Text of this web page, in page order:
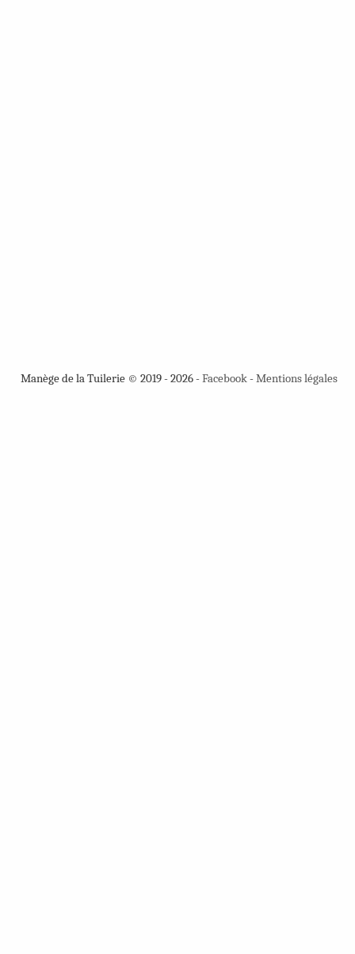
Manège de la Tuilerie © 2019 - 2026 -Facebook-Mentions légales